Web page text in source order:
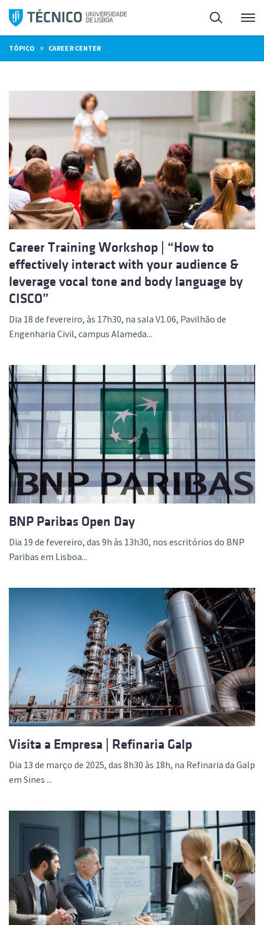
Saltar
para
o
conteúdo
Pesquisa
TÓPICO » CAREER CENTER
Career Training Workshop | “How to
effectively interact with your audience &
leverage vocal tone and body language by
CISCO”
Dia 18 de fevereiro, às 17h30, na sala V1.06, Pavilhão de
Engenharia Civil, campus Alameda...
BNP Paribas Open Day
Dia 19 de fevereiro, das 9h às 13h30, nos escritórios do BNP
Paribas em Lisboa...
Visita a Empresa | Refinaria Galp
Dia 13 de março de 2025, das 8h30 às 18h, na Refinaria da Galp
em Sines ...